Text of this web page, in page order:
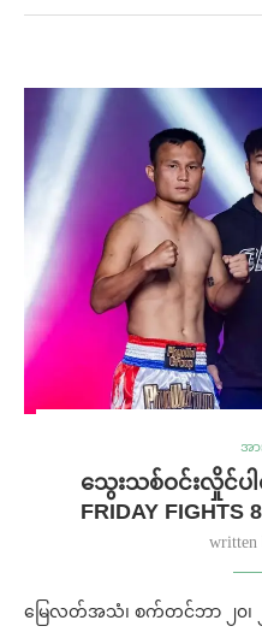
အာ
သွေးသစ်ဝင်းလှိုင်ပ
FRIDAY
written
မြေလတ်အသံ၊ စက်တင်ဘာ ၂၀၊